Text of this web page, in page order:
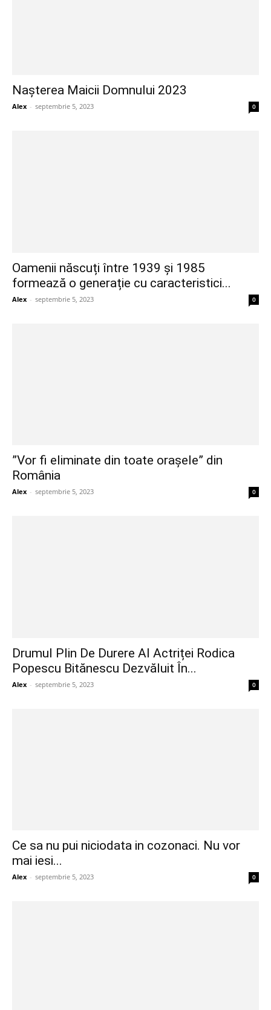
Nașterea Maicii Domnului 2023
Alex - septembrie 5, 2023 0
Oamenii născuți între 1939 și 1985
formează o generație cu caracteristici...
Alex - septembrie 5, 2023 0
”Vor fi eliminate din toate orașele” din
România
Alex - septembrie 5, 2023 0
Drumul Plin De Durere Al Actriței Rodica
Popescu Bitănescu Dezvăluit În...
Alex - septembrie 5, 2023 0
Ce sa nu pui niciodata in cozonaci. Nu vor
mai iesi...
Alex - septembrie 5, 2023 0